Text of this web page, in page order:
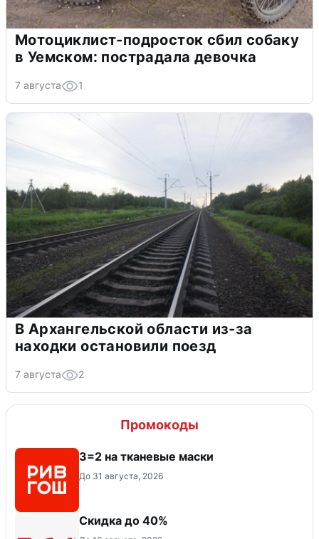
Мотоциклист-подросток сбил собаку
в Уемском: пострадала девочка
7 августа 1
В Архангельской области из-за
находки остановили поезд
7 августа 2
Промокоды
3=2 на тканевые маски
До 31 августа, 2026
Скидка до 40%